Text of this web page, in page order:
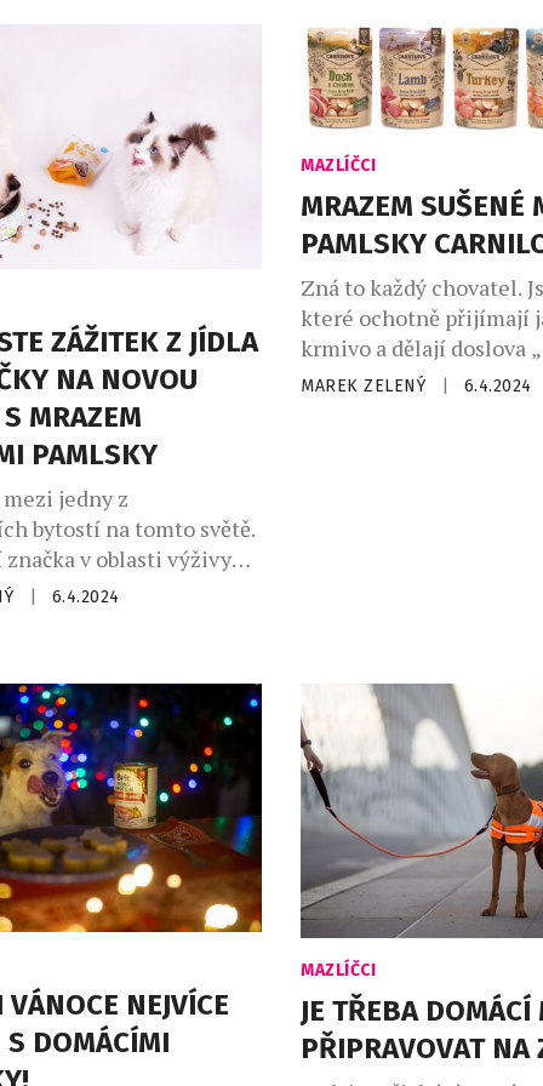
snáší mnohem hůř než
počasí pro ně
diskomfort, ale také
riziko, a jak upozorňuje
společnosti PetExpert
Kateřina Šustková,
ZÁŽITEK Z JÍDLA
NA NOVOU
MRAZEM
PAMLSKY
jedny z
bytostí na tomto světě.
v oblasti výživy
to ví, a s radostí
sušených
s důrazem na
nabízí kočkám
z jídla a kombinuje
6.4.2024
MAZLÍČCI
MRAZEM SUŠENÉ
PAMLSKY
Zná to každý chovatel.
které ochotně přijímají
krmivo a dělají doslova
kus rohlíku a jsou tací,
MAREK ZELENÝ 6.4.2024
NEJVÍCE
S DOMÁCÍMI
MAZLÍČCI
JE TŘEBA
PŘIPRAVOVAT NA